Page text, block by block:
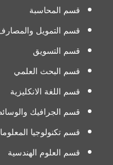
قسم المحاسبة
قسم التمويل
قسم التسويق
قسم البحث العلمي
قسم اللغة الانكليزية
قسم الجرافيك
قسم تكنولوجيا
قسم العلوم الهندسية